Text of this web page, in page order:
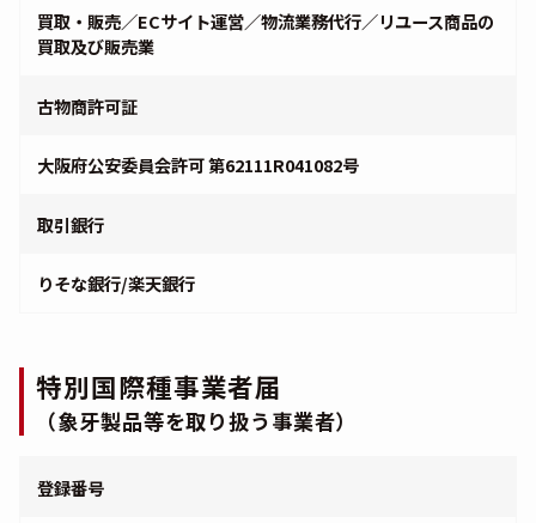
買取・販売／ECサイト運営／物流業務代行／リユース商品の
買取及び販売業
古物商許可証
大阪府公安委員会許可 第62111R041082号
取引銀行
りそな銀行/楽天銀行
特別国際種事業者届
（象牙製品等を取り扱う事業者）
登録番号